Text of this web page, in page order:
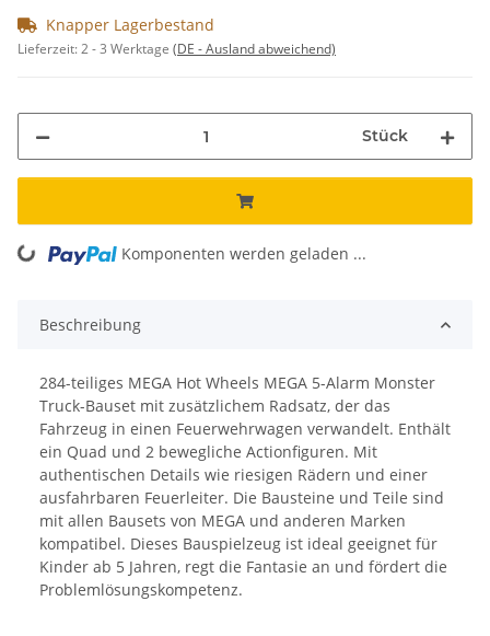
Knapper Lagerbestand
Lieferzeit:2 - 3 Werktage (DE - Ausland abweichend)
Stück
Komponenten werden geladen ...
Beschreibung
284-teiliges MEGA Hot Wheels MEGA 5-Alarm Monster
Truck-Bauset mit zusätzlichem Radsatz, der das
Fahrzeug in einen Feuerwehrwagen verwandelt. Enthält
ein Quad und 2 bewegliche Actionfiguren. Mit
authentischen Details wie riesigen Rädern und einer
ausfahrbaren Feuerleiter. Die Bausteine und Teile sind
mit allen Bausets von MEGA und anderen Marken
kompatibel. Dieses Bauspielzeug ist ideal geeignet für
Kinder ab 5 Jahren, regt die Fantasie an und fördert die
Problemlösungskompetenz.